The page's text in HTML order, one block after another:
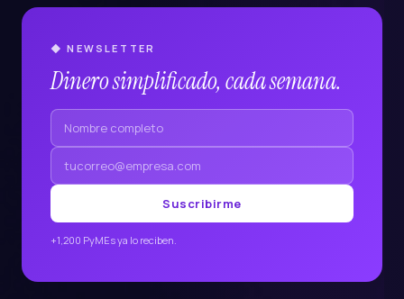
◆ NEWSLETTER
Dinero simplificado, cada semana.
Suscribirme
+1,200 PyMEs ya lo reciben.